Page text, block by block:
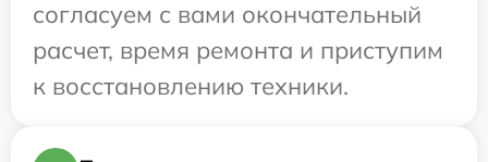
согласуем с вами окончательный
расчет, время ремонта и приступим
к восстановлению техники.